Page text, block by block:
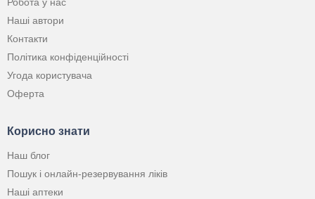
Робота у нас
Наші автори
Контакти
Політика конфіденційності
Угода користувача
Оферта
Корисно знати
Наш блог
Пошук і онлайн-резервування ліків
Наші аптеки